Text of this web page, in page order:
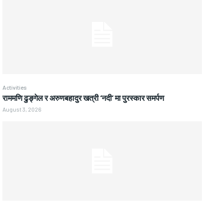
Activities
राममणि ढुङ्गेल र अरुणबहादुर खत्री ‘नदी’ मा पुरस्कार समर्पण
August 3, 2026